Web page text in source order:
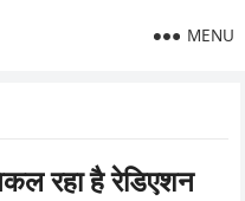
MENU
रहा है रेडिएशन